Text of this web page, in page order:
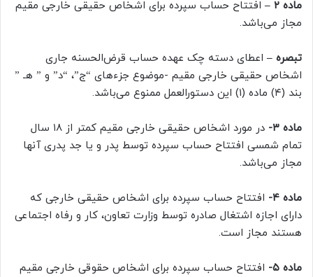
ماده ۲ –
افتتاح حساب سپرده برای اشخاص حقیقی خارجی مقیم
مجاز می‌باشد.
تبصره –اعطای دسته چک عهده حساب قرض‌الحسنه جاری
اشخاص حقیقی خارجی مقیم -موضوع جزءهای “ج”، “د” و ” هـ ”
بند (۴) ماده (۱) این دستورالعمل ممنوع می‌باشد.
ماده ۳-
در مورد اشخاص حقیقی خارجی مقیم کمتر از ۱۸ سال
تمام شمسی افتتاح حساب سپرده توسط پدر و یا جد پدری آنها
مجاز می‌باشد.
ماده ۴-
افتتاح حساب سپرده برای اشخاص حقیقی خارجی که
دارای اجازه اشتغال صادره توسط وزارت تعاون، کار و رفاه اجتماعی
هستند مجاز است.
ماده ۵-
افتتاح حساب سپرده برای اشخاص حقوقی خارجی مقیم